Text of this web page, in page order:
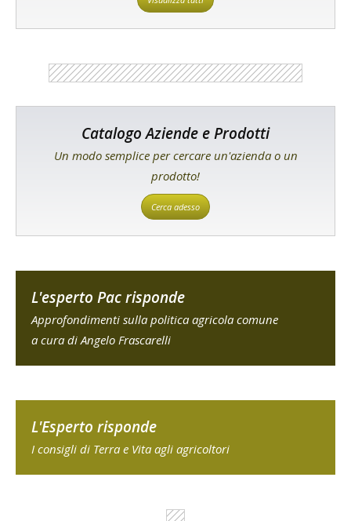
Catalogo Aziende e Prodotti
Un modo semplice per cercare un'azienda o un
prodotto!
Cerca adesso
L'esperto Pac risponde
Approfondimenti sulla politica agricola comune
a cura di Angelo Frascarelli
L'Esperto risponde
I consigli di Terra e Vita agli agricoltori